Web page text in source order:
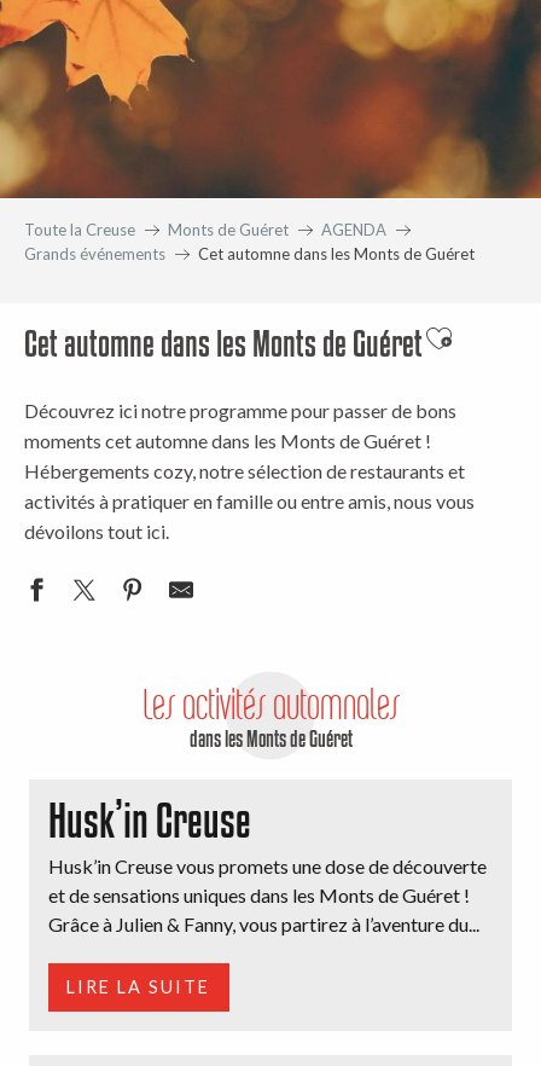
Toute la Creuse Monts de Guéret
AGENDA
Grands événements
Cet automne dans les Monts de Guéret
Cet automne dans les Monts de GuéretAjouter
Découvrez ici notre programme pour passer de bons
moments cet automne dans les Monts de Guéret !
Hébergements cozy, notre sélection de restaurants et
activités à pratiquer en famille ou entre amis, nous vous
dévoilons tout ici.
Les activités automnales
dans les Monts de Guéret
Husk’in Creuse
Husk’in Creuse vous promets une dose de découverte
et de sensations uniques dans les Monts de Guéret !
Grâce à Julien & Fanny, vous partirez à l’aventure du...
LIRE LA SUITE